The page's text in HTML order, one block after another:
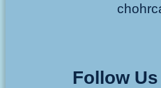
Follow Us